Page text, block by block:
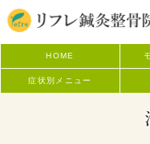
HOME
症状別メニュー